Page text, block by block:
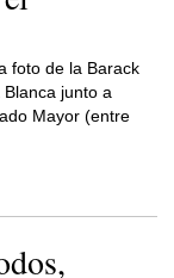
foto de la Barack
junto a
Mayor (entre